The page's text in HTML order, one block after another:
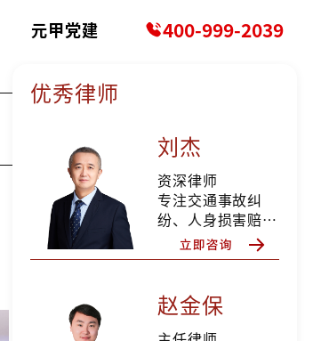
元甲党建 400-999-2039
优秀律师
刘杰
资深律师
专注交通事故纠
纷、人身损害赔偿
赵金保